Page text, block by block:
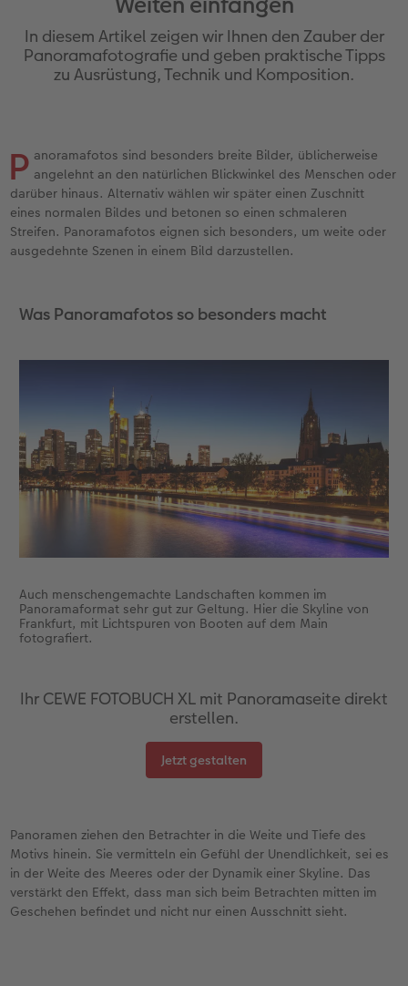
Jahrbuch gestalten
CEWE FOTOBUCH Kids
Designvorlagen
Foto-Kochbuch
Webinare
CEWE myPhotos
Gestaltungsideen
Anleitungen & Hilfe
Inspiration
Neuheiten
Nature Prints
Bilderboxen
Fotosets
Sofortfotos
CEWE myPhotos
Neuheiten
Photo Streetmap Poster
Acrylglas
Gallery Print
hexxas
Wandgestaltung
Mehrteiler
im Wunschformat
Neuheiten
Dankeskarten Kommunion
Dankeskarten
Papierqualitäten
Klappkarten
Postkarten
Einzelkarten
Digitale Grußkarte
CEWE myPhotos
Neuheiten
Textilien
Schule & Büro
Handyhüllen
Faber-Castell
Geschenkideen
Kundenbeispiele
CEWE Geschenkgutschein
CEWE myPhotos
Neuheiten
Wandkalender mit Design
Kalender-Kundenbeispiele
Handykette
Kunststoffhüllen
mit Design
CEWE myPhotos
Danke sagen
Liebe schenken
Kundenbeispiele
In diesem Artikel zeigen wir Ihnen den Zauber der
Panoramafotografie und geben praktische Tipps
zu Ausrüstung, Technik und Komposition.
P anoramafotos sind besonders breite Bilder, üblicherweise
angelehnt an den natürlichen Blickwinkel des Menschen oder
darüber hinaus. Alternativ wählen wir später einen Zuschnitt
eines normalen Bildes und betonen so einen schmaleren
Streifen. Panoramafotos eignen sich besonders, um weite oder
ausgedehnte Szenen in einem Bild darzustellen.
Was Panoramafotos so besonders macht
Auch menschengemachte Landschaften kommen im
Panoramaformat sehr gut zur Geltung. Hier die Skyline von
Frankfurt, mit Lichtspuren von Booten auf dem Main
fotografiert.
Ihr CEWE FOTOBUCH XL mit Panoramaseite direkt
erstellen.
Jetzt gestalten
Panoramen ziehen den Betrachter in die Weite und Tiefe des
Motivs hinein. Sie vermitteln ein Gefühl der Unendlichkeit, sei es
in der Weite des Meeres oder der Dynamik einer Skyline. Das
verstärkt den Effekt, dass man sich beim Betrachten mitten im
Geschehen befindet und nicht nur einen Ausschnitt sieht.